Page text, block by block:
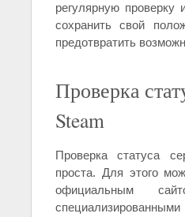
регулярную проверку
сохранить свой
предотвратить
Проверка
Steam
Проверка статуса
проста. Для этого
официальным